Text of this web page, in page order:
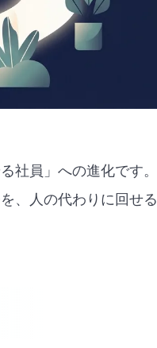
社員」への進化です。
、人の代わりに回せる